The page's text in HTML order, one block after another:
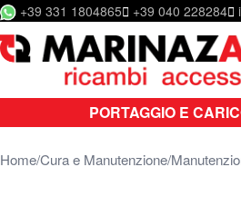
Salta al contenuto
+39 331 1804865 +39 040 228284
PORTAGGIO E
HomeCura e Manutenzione